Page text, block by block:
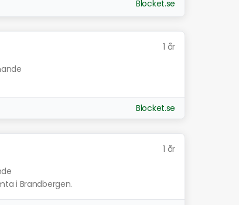
Blocket.se
1 år
Blocket.se
1 år
i Brandbergen.